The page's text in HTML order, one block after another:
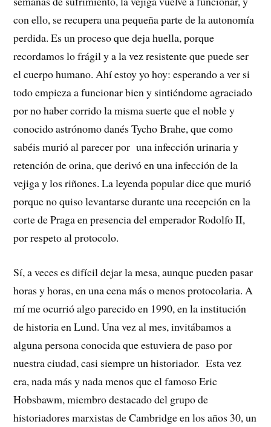
con ello, se recupera una pequeña parte de la autonomía
perdida. Es un proceso que deja huella, porque
recordamos lo frágil y a la vez resistente que puede ser
el cuerpo humano. Ahí estoy yo hoy: esperando a ver si
todo empieza a funcionar bien y sintiéndome agraciado
por no haber corrido la misma suerte que el noble y
conocido astrónomo danés Tycho Brahe, que como
sabéis murió al parecer por una infección urinaria y
retención de orina, que derivó en una infección de la
vejiga y los riñones. La leyenda popular dice que murió
porque no quiso levantarse durante una recepción en la
corte de Praga en presencia del emperador Rodolfo II,
por respeto al protocolo.
Sí, a veces es difícil dejar la mesa, aunque pueden pasar
horas y horas, en una cena más o menos protocolaria. A
mí me ocurrió algo parecido en 1990, en la institución
de historia en Lund. Una vez al mes, invitábamos a
alguna persona conocida que estuviera de paso por
nuestra ciudad, casi siempre un historiador. Esta vez
era, nada más y nada menos que el famoso Eric
Hobsbawm, miembro destacado del grupo de
historiadores marxistas de Cambridge en los años 30, un